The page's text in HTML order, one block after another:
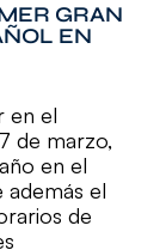
GRAN
EN
en el
de marzo,
en el
el
de